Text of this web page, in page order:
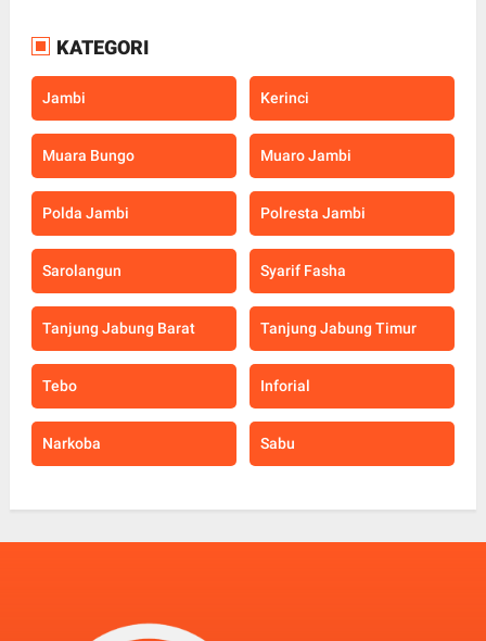
KATEGORI
Jambi Kerinci
Muara Bungo Muaro Jambi
Polda Jambi Polresta Jambi
Sarolangun Syarif Fasha
Tanjung Jabung Barat Tanjung Jabung Timur
Tebo Inforial
Narkoba Sabu